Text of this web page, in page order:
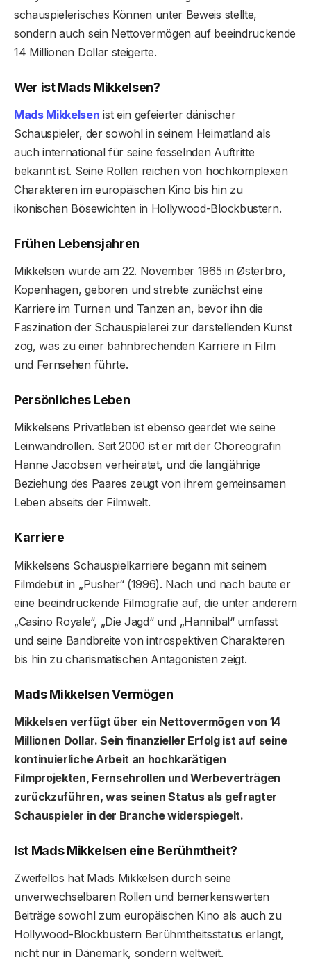
schauspielerisches Können unter Beweis stellte,
sondern auch sein Nettovermögen auf beeindruckende
14 Millionen Dollar steigerte.
Wer ist Mads Mikkelsen?
Mads Mikkelsen ist ein gefeierter dänischer
Schauspieler, der sowohl in seinem Heimatland als
auch international für seine fesselnden Auftritte
bekannt ist. Seine Rollen reichen von hochkomplexen
Charakteren im europäischen Kino bis hin zu
ikonischen Bösewichten in Hollywood-Blockbustern.
Frühen Lebensjahren
Mikkelsen wurde am 22. November 1965 in Østerbro,
Kopenhagen, geboren und strebte zunächst eine
Karriere im Turnen und Tanzen an, bevor ihn die
Faszination der Schauspielerei zur darstellenden Kunst
zog, was zu einer bahnbrechenden Karriere in Film
und Fernsehen führte.
Persönliches Leben
Mikkelsens Privatleben ist ebenso geerdet wie seine
Leinwandrollen. Seit 2000 ist er mit der Choreografin
Hanne Jacobsen verheiratet, und die langjährige
Beziehung des Paares zeugt von ihrem gemeinsamen
Leben abseits der Filmwelt.
Karriere
Mikkelsens Schauspielkarriere begann mit seinem
Filmdebüt in „Pusher“ (1996). Nach und nach baute er
eine beeindruckende Filmografie auf, die unter anderem
„Casino Royale“, „Die Jagd“ und „Hannibal“ umfasst
und seine Bandbreite von introspektiven Charakteren
bis hin zu charismatischen Antagonisten zeigt.
Mads Mikkelsen Vermögen
Mikkelsen verfügt über ein Nettovermögen von 14
Millionen Dollar. Sein finanzieller Erfolg ist auf seine
kontinuierliche Arbeit an hochkarätigen
Filmprojekten, Fernsehrollen und Werbeverträgen
zurückzuführen, was seinen Status als gefragter
Schauspieler in der Branche widerspiegelt.
Ist Mads Mikkelsen eine Berühmtheit?
Zweifellos hat Mads Mikkelsen durch seine
unverwechselbaren Rollen und bemerkenswerten
Beiträge sowohl zum europäischen Kino als auch zu
Hollywood-Blockbustern Berühmtheitsstatus erlangt,
nicht nur in Dänemark, sondern weltweit.